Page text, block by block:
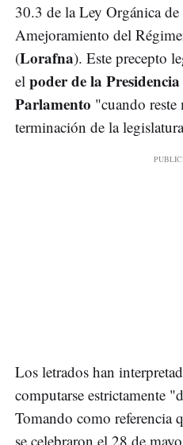
30.3 de la Ley Orgánica
Amejoramiento del
(Lorafna). Este precepto
el poder de la
Parlamento "cuando reste
terminación de la
Los letrados han
computarse estrictamente
Tomando como referencia
se celebraron el 28 de